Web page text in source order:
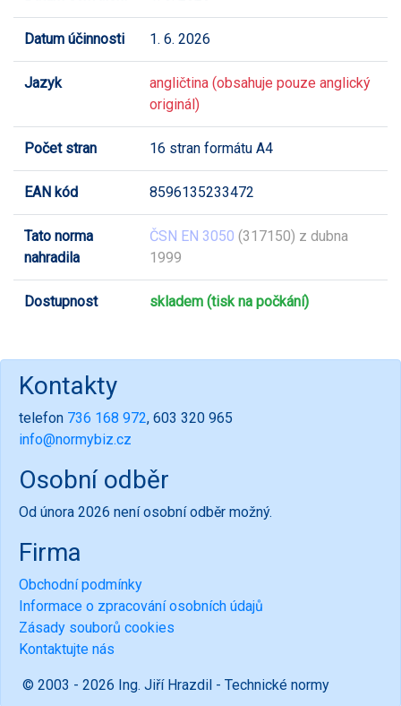
Datum účinnosti 1. 6. 2026
Jazyk
angličtina (obsahuje pouze anglický
originál)
Počet stran 16 stran formátu A4
EAN kód 8596135233472
Tato norma
nahradila
ČSN EN 3050 (317150) z dubna
1999
Dostupnost skladem (tisk na počkání)
Kontakty
telefon 736 168 972, 603 320 965
info@normybiz.cz
Osobní odběr
Od února 2026 není osobní odběr možný.
Firma
Obchodní podmínky
Informace o zpracování osobních údajů
Zásady souborů cookies
Kontaktujte nás
© 2003 - 2026 Ing. Jiří Hrazdil - Technické normy